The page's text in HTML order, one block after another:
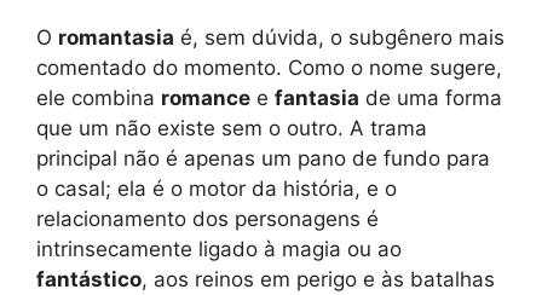
O romantasia é, sem dúvida, o subgênero mais
comentado do momento. Como o nome sugere,
ele combina romance e fantasia de uma forma
que um não existe sem o outro. A trama
principal não é apenas um pano de fundo para
o casal; ela é o motor da história, e o
relacionamento dos personagens é
intrinsecamente ligado à magia ou ao
fantástico, aos reinos em perigo e às batalhas